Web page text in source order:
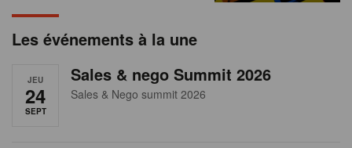
aLes événements à la une
JEU
24
SEPT
Sales & nego Summit 2026
Sales & Nego summit 2026